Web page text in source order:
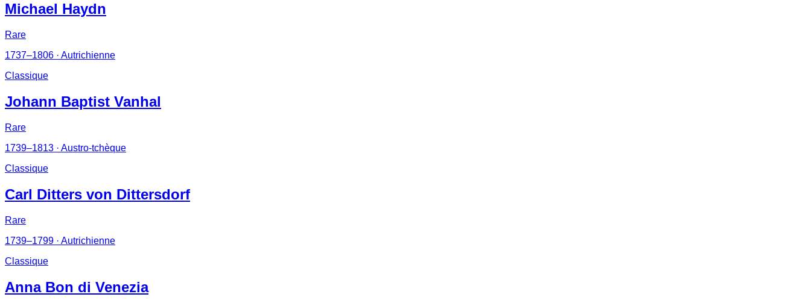
Michael Haydn
Rare
1737–1806 · Autrichienne
Classique
Johann Baptist Vanhal
Rare
1739–1813 · Austro-tchèque
Classique
Carl Ditters von Dittersdorf
Rare
1739–1799 · Autrichienne
Classique
Anna Bon di Venezia